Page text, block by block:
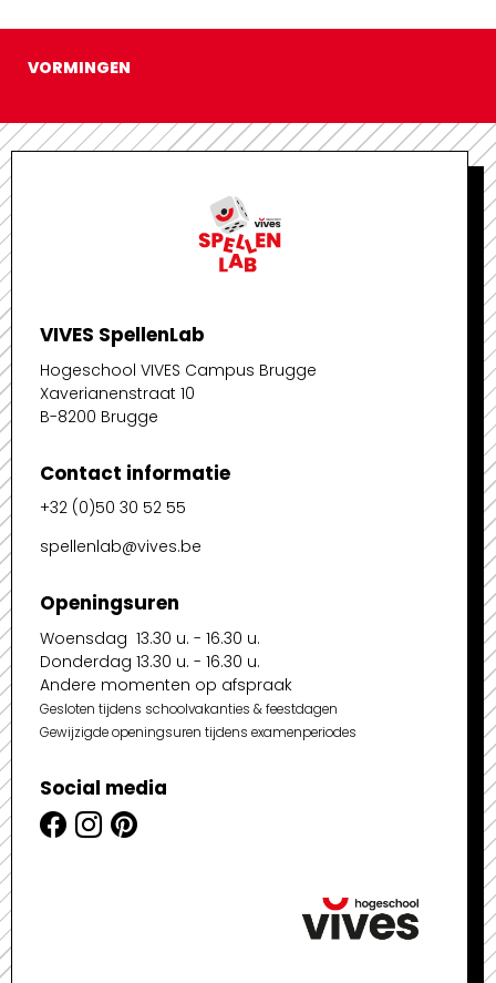
VORMINGEN
VIVES SpellenLab
Hogeschool VIVES Campus Brugge
Xaverianenstraat 10
B-8200 Brugge
Contact informatie
+32 (0)50 30 52 55
spellenlab@vives.be
Openingsuren
Woensdag 13.30 u. - 16.30 u.
Donderdag 13.30 u. - 16.30 u.
Andere momenten op afspraak
Gesloten tijdens schoolvakanties & feestdagen
Gewijzigde openingsuren tijdens examenperiodes
Social media